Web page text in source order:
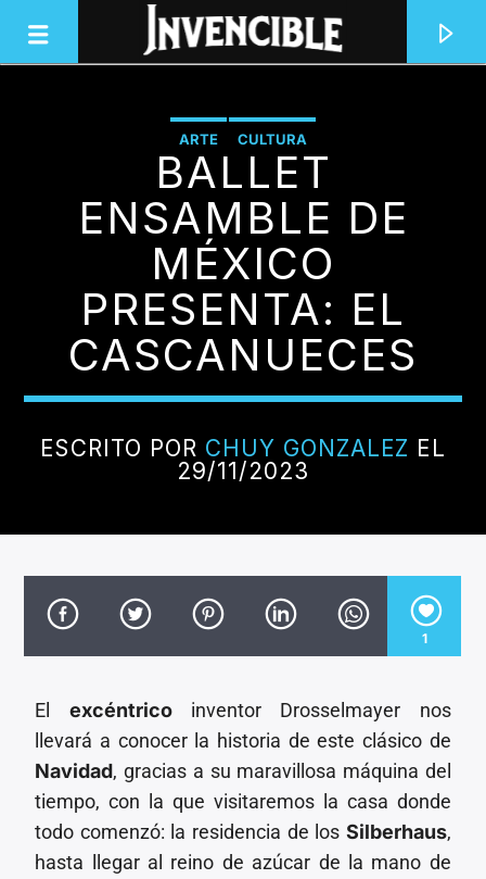
INVENCIBLE RADIO
JUNTOS SOMOS INVENCIBLES
Invencible Radio
ARTE CULTURA
BALLET
ENSAMBLE DE
MÉXICO
PRESENTA: EL
CASCANUECES
ESCRITO POR CHUY GONZALEZ EL
29/11/2023
1
El excéntricoinventor Drosselmayer nos
llevará a conocer la historia de este clásico de
Navidad, gracias a su maravillosa máquina del
tiempo, con la que visitaremos la casa donde
todo comenzó: la residencia de los Silberhaus,
hasta llegar al reino de azúcar de la mano de